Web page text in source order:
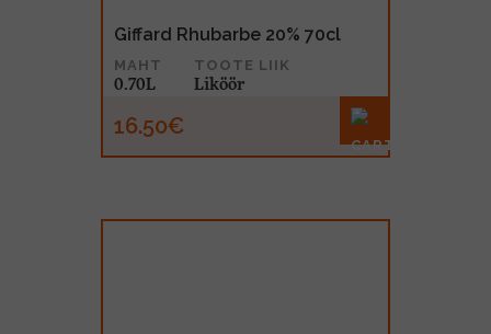
Giffard Rhubarbe 20% 70cl
MAHT
0.70L
TOOTE LIIK
Liköör
16.50€